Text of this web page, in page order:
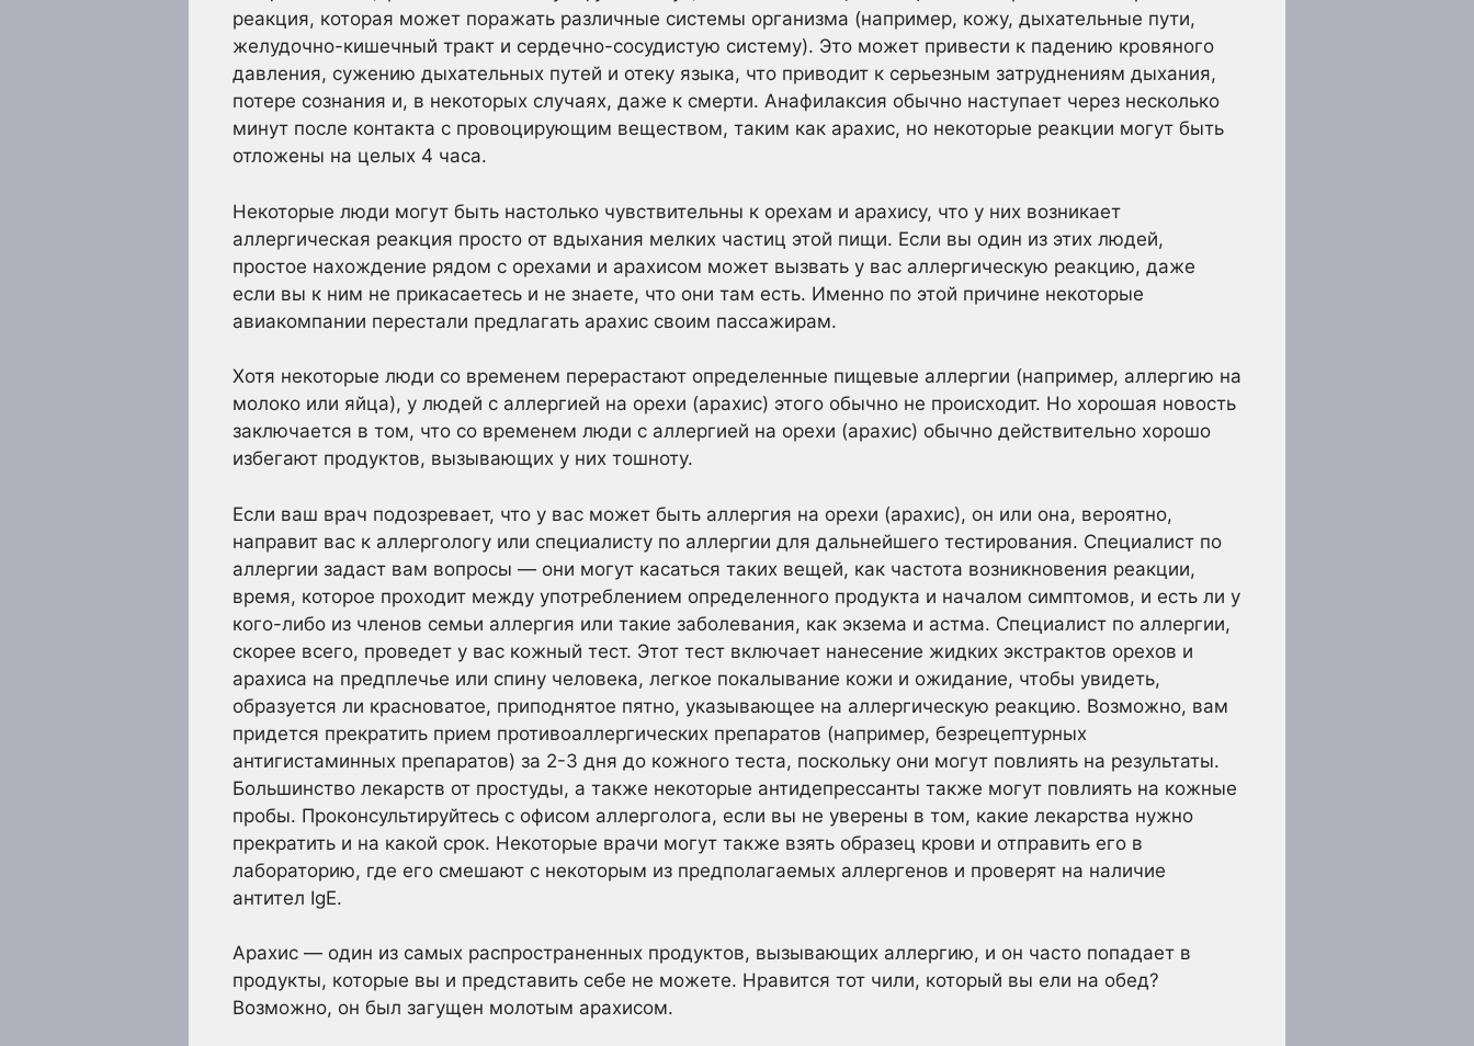
реакция, которая может поражать различные системы организма (например, кожу, дыхательные пути,
желудочно-кишечный тракт и сердечно-сосудистую систему). Это может привести к падению кровяного
давления, сужению дыхательных путей и отеку языка, что приводит к серьезным затруднениям дыхания,
потере сознания и, в некоторых случаях, даже к смерти. Анафилаксия обычно наступает через несколько
минут после контакта с провоцирующим веществом, таким как арахис, но некоторые реакции могут быть
отложены на целых 4 часа.
Некоторые люди могут быть настолько чувствительны к орехам и арахису, что у них возникает
аллергическая реакция просто от вдыхания мелких частиц этой пищи. Если вы один из этих людей,
простое нахождение рядом с орехами и арахисом может вызвать у вас аллергическую реакцию, даже
если вы к ним не прикасаетесь и не знаете, что они там есть. Именно по этой причине некоторые
авиакомпании перестали предлагать арахис своим пассажирам.
Хотя некоторые люди со временем перерастают определенные пищевые аллергии (например, аллергию на
молоко или яйца), у людей с аллергией на орехи (арахис) этого обычно не происходит. Но хорошая новость
заключается в том, что со временем люди с аллергией на орехи (арахис) обычно действительно хорошо
избегают продуктов, вызывающих у них тошноту.
Если ваш врач подозревает, что у вас может быть аллергия на орехи (арахис), он или она, вероятно,
направит вас к аллергологу или специалисту по аллергии для дальнейшего тестирования. Специалист по
аллергии задаст вам вопросы — они могут касаться таких вещей, как частота возникновения реакции,
время, которое проходит между употреблением определенного продукта и началом симптомов, и есть ли у
кого-либо из членов семьи аллергия или такие заболевания, как экзема и астма. Специалист по аллергии,
скорее всего, проведет у вас кожный тест. Этот тест включает нанесение жидких экстрактов орехов и
арахиса на предплечье или спину человека, легкое покалывание кожи и ожидание, чтобы увидеть,
образуется ли красноватое, приподнятое пятно, указывающее на аллергическую реакцию. Возможно, вам
придется прекратить прием противоаллергических препаратов (например, безрецептурных
антигистаминных препаратов) за 2-3 дня до кожного теста, поскольку они могут повлиять на результаты.
Большинство лекарств от простуды, а также некоторые антидепрессанты также могут повлиять на кожные
пробы. Проконсультируйтесь с офисом аллерголога, если вы не уверены в том, какие лекарства нужно
прекратить и на какой срок. Некоторые врачи могут также взять образец крови и отправить его в
лабораторию, где его смешают с некоторым из предполагаемых аллергенов и проверят на наличие
антител IgE.
Арахис — один из самых распространенных продуктов, вызывающих аллергию, и он часто попадает в
продукты, которые вы и представить себе не можете. Нравится тот чили, который вы ели на обед?
Возможно, он был загущен молотым арахисом.